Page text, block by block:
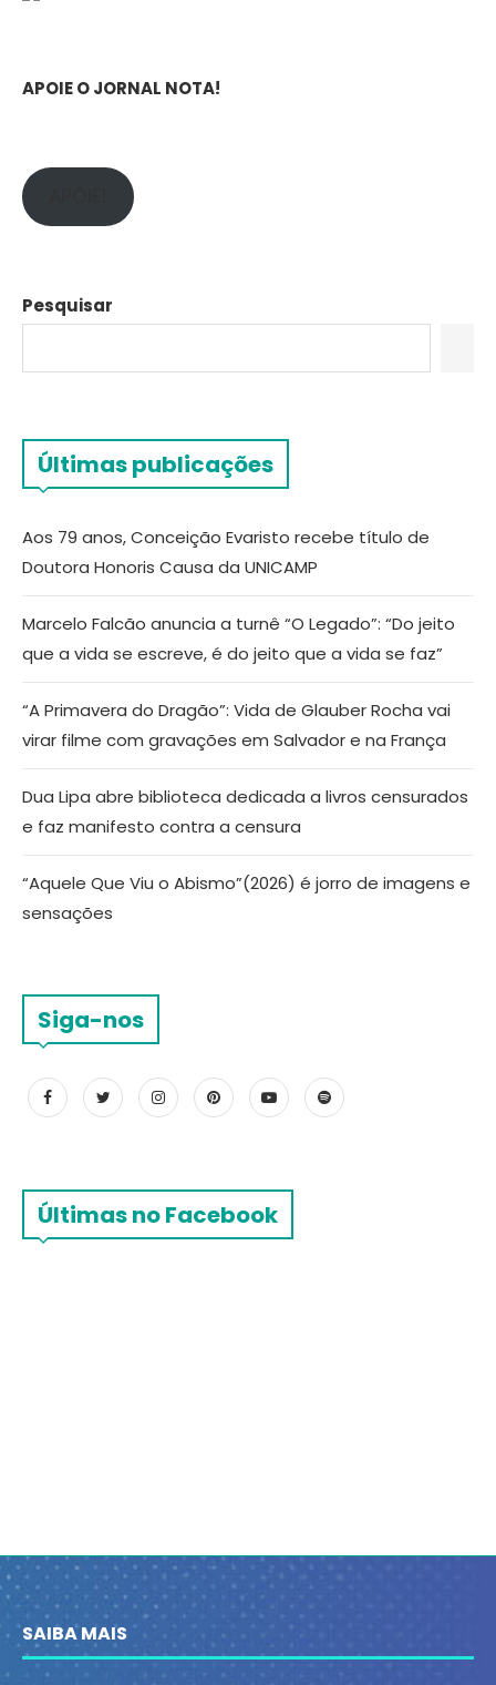
APOIE O JORNAL NOTA!
Pesquisar
Últimas publicações
Aos 79 anos, Conceição Evaristo recebe título de
Doutora Honoris Causa da UNICAMP
Marcelo Falcão anuncia a turnê “O Legado”: “Do jeito
que a vida se escreve, é do jeito que a vida se faz”
“A Primavera do Dragão”: Vida de Glauber Rocha vai
virar filme com gravações em Salvador e na França
Dua Lipa abre biblioteca dedicada a livros censurados
e faz manifesto contra a censura
“Aquele Que Viu o Abismo”(2026) é jorro de imagens e
sensações
Siga-nos
Últimas no Facebook
SAIBA MAIS